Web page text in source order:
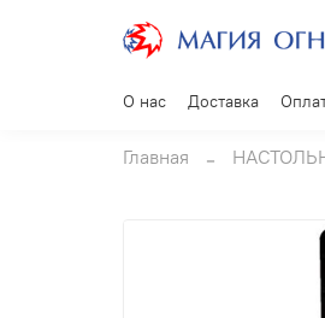
О нас Доставка
Главная